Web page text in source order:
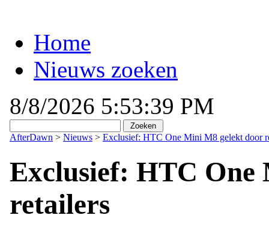
Home
Nieuws zoeken
8/8/2026 5:53:39 PM
AfterDawn > Nieuws > Exclusief: HTC One Mini M8 gelekt door
Exclusief: HTC
retailers